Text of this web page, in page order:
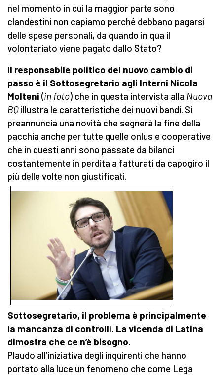
nel momento in cui la maggior parte sono
clandestini non capiamo perché debbano pagarsi
delle spese personali, da quando in qua il
volontariato viene pagato dallo Stato?
Il responsabile politico del nuovo cambio di
passo è il Sottosegretario agli Interni Nicola
Molteni (in foto) che in questa intervista alla Nuova
BQ illustra le caratteristiche dei nuovi bandi. Si
preannuncia una novità che segnerà la fine della
pacchia anche per tutte quelle onlus e cooperative
che in questi anni sono passate da bilanci
costantemente in perdita a fatturati da capogiro il
più delle volte non giustificati.
Sottosegretario, il problema è principalmente
la mancanza di controlli. La vicenda di Latina
dimostra che ce n’è bisogno.
Plaudo all’iniziativa degli inquirenti che hanno
portato alla luce un fenomeno che come Lega